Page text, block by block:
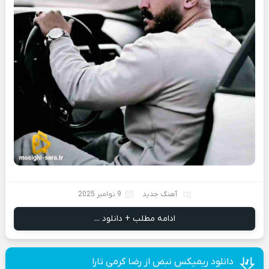
آهنگ جدید 9 نوامبر 2025
ادامه مطلب + دانلود ...
دانلود ریمیکس نبض از رضا کرمی تارا